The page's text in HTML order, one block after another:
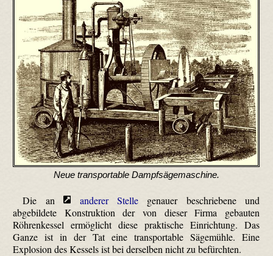
Neue transportable Dampfsägemaschine.
Die an anderer Stelle genauer beschriebene und
abgebildete Konstruktion der von dieser Firma gebauten
Röhrenkessel ermöglicht diese praktische Einrichtung. Das
Ganze ist in der Tat eine transportable Sägemühle. Eine
Explosion des Kessels ist bei derselben nicht zu befürchten.